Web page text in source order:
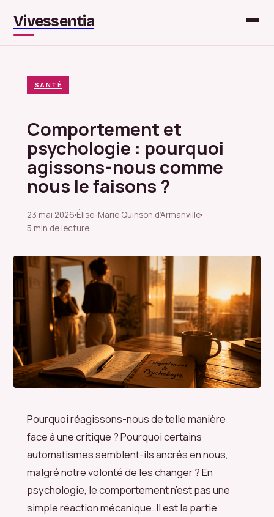
Vivessentia
SANTÉ
Comportement et
psychologie : pourquoi
agissons-nous comme
nous le faisons ?
23 mai 2026
·
Élise-Marie Quinson d’Armanville
·
5 min de lecture
Pourquoi réagissons-nous de telle manière
face à une critique ? Pourquoi certains
automatismes semblent-ils ancrés en nous,
malgré notre volonté de les changer ? En
psychologie, le comportement n’est pas une
simple réaction mécanique. Il est la partie